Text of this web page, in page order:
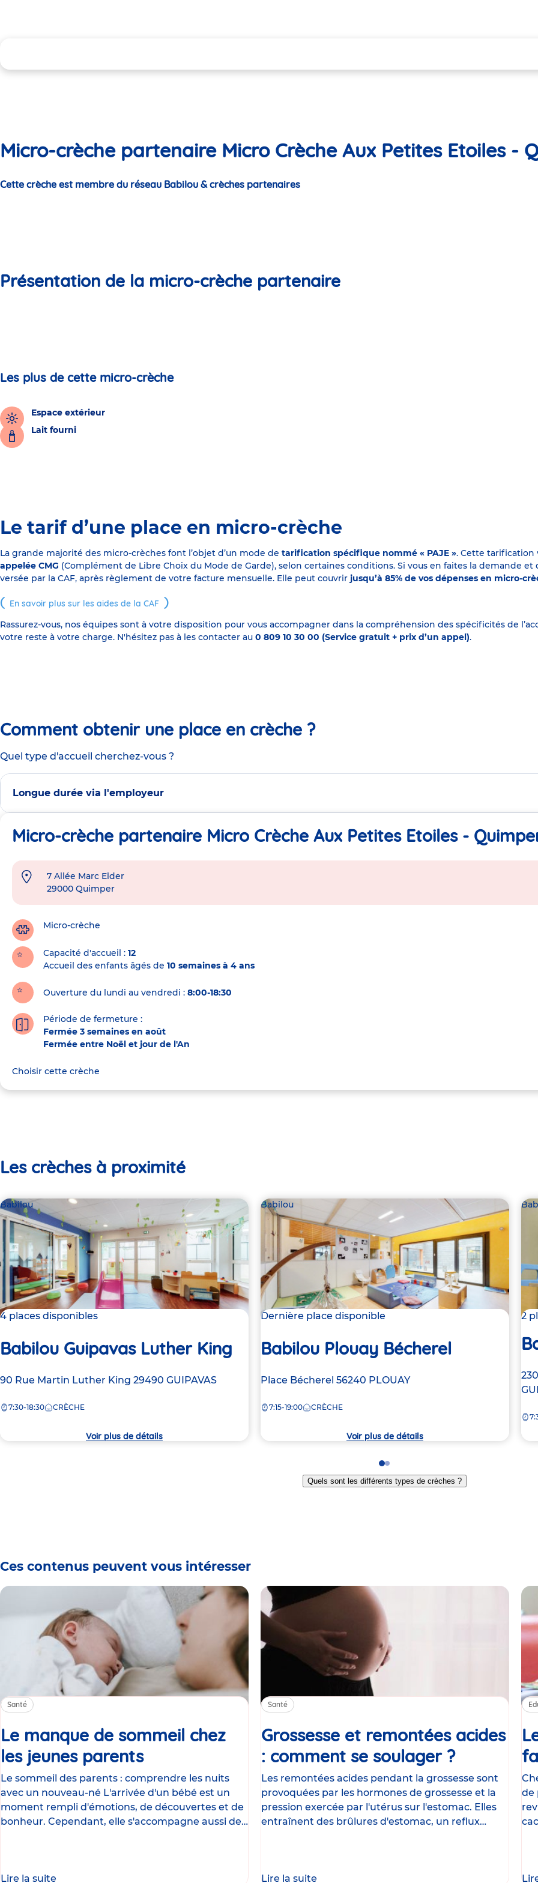
Micro-crèche partenaire Micro Crèche Aux Petites Etoiles -
Cette crèche est membre du réseau Babilou & crèches partenaires
Présentation de la micro-crèche partenaire
Les plus de cette micro-crèche
Espace extérieur
Lait fourni
Le tarif d’une place en micro-crèche
La grande majorité des micro-crèches font l’objet d’un mode de tarification spécifique nommé « PAJE ». Cette
appelée CMG (Complément de Libre Choix du Mode de Garde), selon certaines conditions. Si vous en faites la demande
versée par la CAF, après règlement de votre facture mensuelle. Elle peut couvrir jusqu’à 85% de vos dépenses en micro-
En savoir plus sur les aides de la CAF
Rassurez-vous, nos équipes sont à votre disposition pour vous accompagner dans la compréhension des spécificités de
votre reste à votre charge. N'hésitez pas à les contacter au 0 809 10 30 00 (Service gratuit + prix d’un appel).
Comment obtenir une place en crèche ?
Quel type d'accueil cherchez-vous ?
Longue durée via l'employeur
Micro-crèche partenaire Micro Crèche Aux Petites Etoiles -
Adresse
crèche
7 Allée Marc Elder
29000 Quimper
Micro-crèche
Capacité d'accueil
12
Accueil des enfants âgés de 10 semaines à 4 ans
Ouverture du lundi au vendredi : 8:00-18:30
Période de fermeture :
Fermée 3 semaines en août
Fermée entre Noël et jour de l'An
Choisir cette crèche
Les crèches à proximité
Babilou
4 places disponibles
Babilou Guipavas Luther King
Adresse
la
90 Rue Martin Luther King 29490 GUIPAVAS
7:30-18:30 CRÈCHE
Voir plus de détails
Babilou
Dernière place disponible
Babilou Plouay Bécherel
Adresse
la
Place Bécherel 56240 PLOUAY
7:15-19:00 CRÈCHE
Voir plus de détails
2
de
Go
to
slide
Go
to
slide
Quels sont les différents types de crèches ?
Ces contenus peuvent vous intéresser
Santé
Le manque de sommeil chez
les jeunes parentsArticle
Le sommeil des parents : comprendre les nuits
avec un nouveau-né L'arrivée d'un bébé est un
moment rempli d'émotions, de découvertes et de
bonheur. Cependant, elle s'accompagne aussi de
Lire la suite
Santé
Grossesse et remontées acides
: comment se soulager ?Article
Les remontées acides pendant la grossesse sont
provoquées par les hormones de grossesse et la
pression exercée par l'utérus sur l'estomac. Elles
entraînent des brûlures d'estomac, un reflux
Lire la suite
de